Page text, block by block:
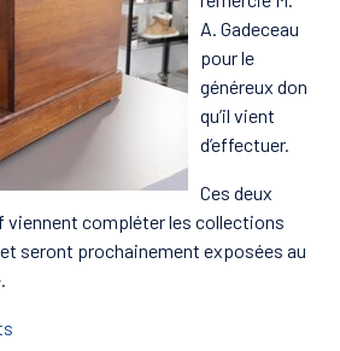
A. Gadeceau
pour le
généreux don
qu’il vient
d’effectuer.
Ces deux
viennent compléter les collections
seront prochainement exposées au